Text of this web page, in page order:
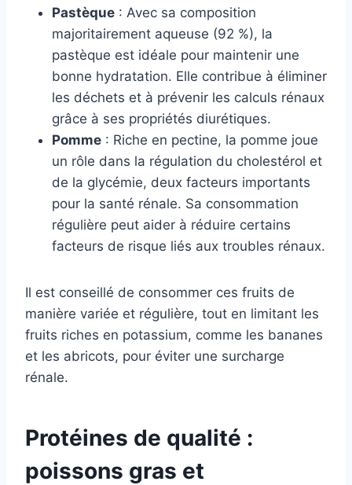
Pastèque : Avec sa composition
majoritairement aqueuse (92 %), la
pastèque est idéale pour maintenir une
bonne hydratation. Elle contribue à éliminer
les déchets et à prévenir les calculs rénaux
grâce à ses propriétés diurétiques.
Pomme : Riche en pectine, la pomme joue
un rôle dans la régulation du cholestérol et
de la glycémie, deux facteurs importants
pour la santé rénale. Sa consommation
régulière peut aider à réduire certains
facteurs de risque liés aux troubles rénaux.
Il est conseillé de consommer ces fruits de
manière variée et régulière, tout en limitant les
fruits riches en potassium, comme les bananes
et les abricots, pour éviter une surcharge
rénale.
Protéines de qualité :
poissons gras et